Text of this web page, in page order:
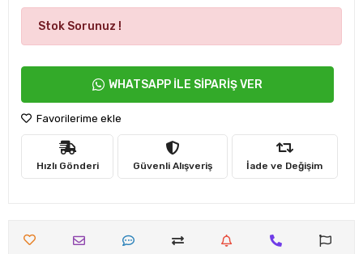
Stok Sorunuz !
WHATSAPP İLE SİPARİŞ VER
Favorilerime ekle
Hızlı Gönderi Güvenli Alışveriş İade ve Değişim